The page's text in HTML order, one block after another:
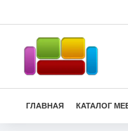
ГЛАВНАЯ КАТАЛОГ